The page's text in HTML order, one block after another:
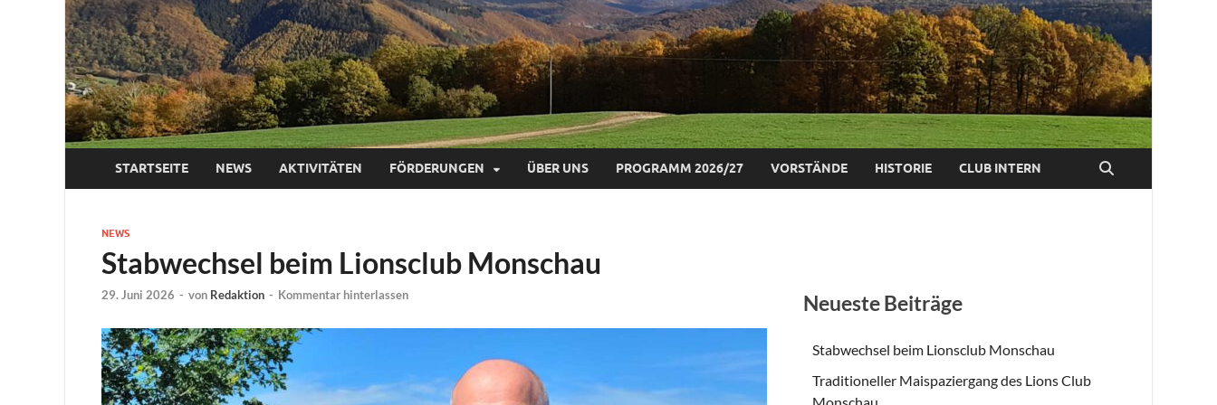
STARTSEITE NEWS AKTIVITÄTEN FÖRDERUNGEN ÜBER UNS PROGRAMM 2026/27 VORSTÄNDE HISTORIE CLUB INTERN
NEWS
Stabwechsel beim Lionsclub Monschau
29. Juni 2026 - von Redaktion - Kommentar hinterlassen Neueste Beiträge
Stabwechsel beim Lionsclub Monschau
Traditioneller Maispaziergang des Lions Club